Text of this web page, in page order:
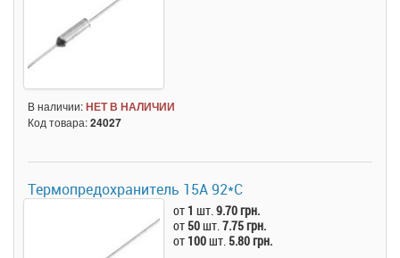
В наличии:НЕТ В НАЛИЧИИ
Код товара:24027
Термопредохранитель 15А 92*C
от 1 шт.9.70 грн.
от 50шт.7.75 грн.
от 100шт. 5.80 грн.